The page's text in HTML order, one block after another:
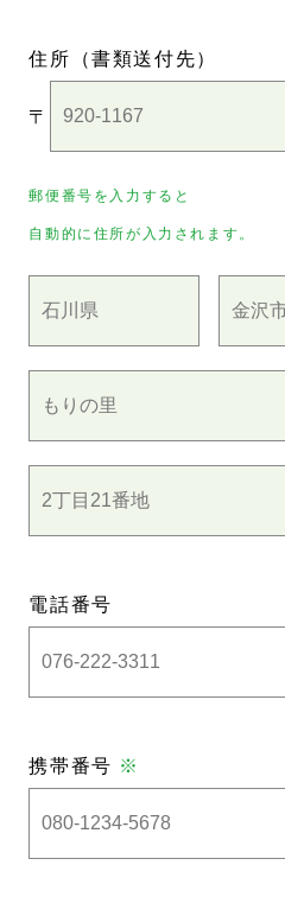
住所 （書類送付先）
〒
郵便番号を入力すると
自動的に住所が入力されます。
電話番号
携帯番号 ※